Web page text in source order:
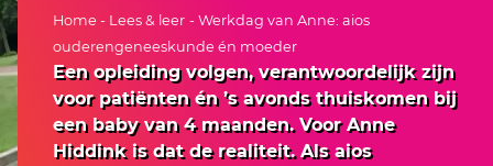
Home - Lees & leer - Werkdag van Anne: aios
ouderengeneeskunde én moeder
Een opleiding volgen, verantwoordelijk zijn
voor patiënten én ’s avonds thuiskomen bij
een baby van 4 maanden. Voor Anne
Hiddink is dat de realiteit. Als aios